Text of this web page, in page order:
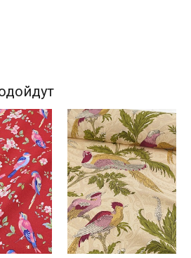
на узкие